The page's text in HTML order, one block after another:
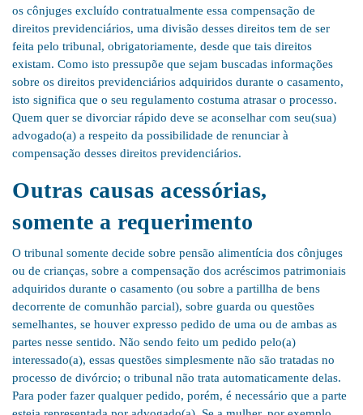
os cônjuges excluído contratualmente essa compensação de
direitos previdenciários, uma divisão desses direitos tem de ser
feita pelo tribunal, obrigatoriamente, desde que tais direitos
existam. Como isto pressupõe que sejam buscadas informações
sobre os direitos previdenciários adquiridos durante o casamento,
isto significa que o seu regulamento costuma atrasar o processo.
Quem quer se divorciar rápido deve se aconselhar com seu(sua)
advogado(a) a respeito da possibilidade de renunciar à
compensação desses direitos previdenciários.
Outras causas acessórias,
somente a requerimento
O tribunal somente decide sobre pensão alimentícia dos cônjuges
ou de crianças, sobre a compensação dos acréscimos patrimoniais
adquiridos durante o casamento (ou sobre a partillha de bens
decorrente de comunhão parcial), sobre guarda ou questões
semelhantes, se houver expresso pedido de uma ou de ambas as
partes nesse sentido. Não sendo feito um pedido pelo(a)
interessado(a), essas questões simplesmente não são tratadas no
processo de divórcio; o tribunal não trata automaticamente delas.
Para poder fazer qualquer pedido, porém, é necessário que a parte